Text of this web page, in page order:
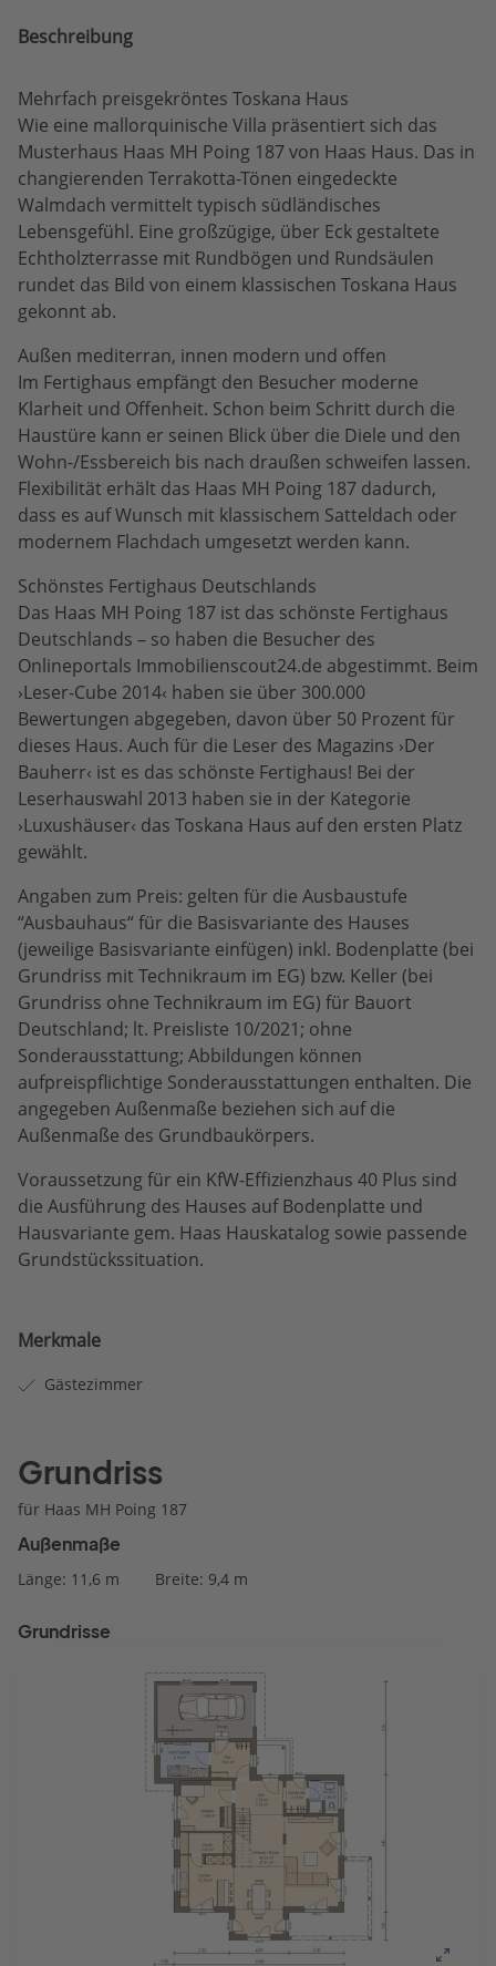
Beschreibung
Mehrfach preisgekröntes Toskana Haus
Wie eine mallorquinische Villa präsentiert sich das
Musterhaus Haas MH Poing 187 von Haas Haus. Das in
changierenden Terrakotta-Tönen eingedeckte
Walmdach vermittelt typisch südländisches
Lebensgefühl. Eine großzügige, über Eck gestaltete
Echtholzterrasse mit Rundbögen und Rundsäulen
rundet das Bild von einem klassischen Toskana Haus
gekonnt ab.
Außen mediterran, innen modern und offen
Im Fertighaus empfängt den Besucher moderne
Klarheit und Offenheit. Schon beim Schritt durch die
Haustüre kann er seinen Blick über die Diele und den
Wohn-/Essbereich bis nach draußen schweifen lassen.
Flexibilität erhält das Haas MH Poing 187 dadurch,
dass es auf Wunsch mit klassischem Satteldach oder
modernem Flachdach umgesetzt werden kann.
Schönstes Fertighaus Deutschlands
Das Haas MH Poing 187 ist das schönste Fertighaus
Deutschlands – so haben die Besucher des
Onlineportals Immobilienscout24.de abgestimmt. Beim
›Leser-Cube 2014‹ haben sie über 300.000
Bewertungen abgegeben, davon über 50 Prozent für
dieses Haus. Auch für die Leser des Magazins ›Der
Bauherr‹ ist es das schönste Fertighaus! Bei der
Leserhauswahl 2013 haben sie in der Kategorie
›Luxushäuser‹ das Toskana Haus auf den ersten Platz
gewählt.
Angaben zum Preis: gelten für die Ausbaustufe
“Ausbauhaus“ für die Basisvariante des Hauses
(jeweilige Basisvariante einfügen) inkl. Bodenplatte (bei
Grundriss mit Technikraum im EG) bzw. Keller (bei
Grundriss ohne Technikraum im EG) für Bauort
Deutschland; lt. Preisliste 10/2021; ohne
Sonderausstattung; Abbildungen können
aufpreispflichtige Sonderausstattungen enthalten. Die
angegeben Außenmaße beziehen sich auf die
Außenmaße des Grundbaukörpers.
Voraussetzung für ein KfW-Effizienzhaus 40 Plus sind
die Ausführung des Hauses auf Bodenplatte und
Hausvariante gem. Haas Hauskatalog sowie passende
Grundstückssituation.
Merkmale
Gästezimmer
Grundriss
für Haas MH Poing 187
Außenmaße
Länge: 11,6 m Breite: 9,4 m
Grundrisse